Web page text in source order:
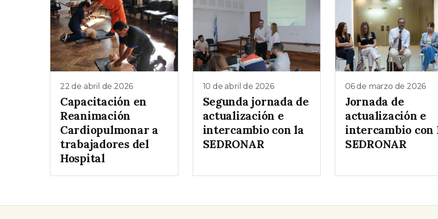
22 de abril de 2026
Capacitación en
Reanimación
Cardiopulmonar a
trabajadores del
Hospital
10 de abril de 2026
Segunda jornada de
actualización e
intercambio con la
SEDRONAR
06 de marzo de 2026
Jornada de
actualización e
intercambio con
SEDRONAR